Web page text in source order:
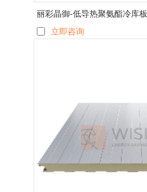
丽彩晶御-低导热聚氨酯冷库板
立即咨询